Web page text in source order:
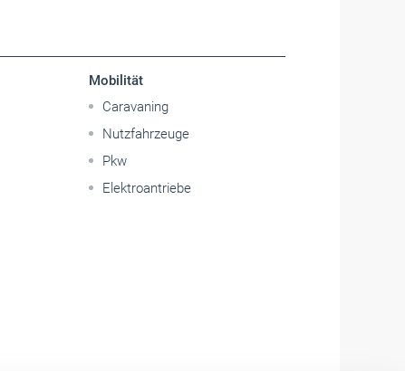
Mobilität
Caravaning
Nutzfahrzeuge
Pkw
Elektroantriebe